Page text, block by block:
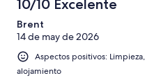
10/10 Excelente
Brent
14 de may de 2026
Aspectos positivos:
alojamiento